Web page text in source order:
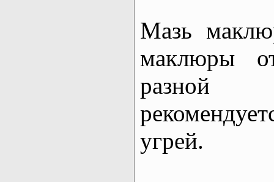
Мазь
маклюры
разной
угрей.